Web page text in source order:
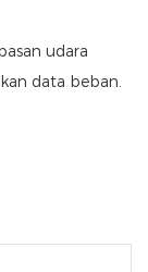
udara
data beban.